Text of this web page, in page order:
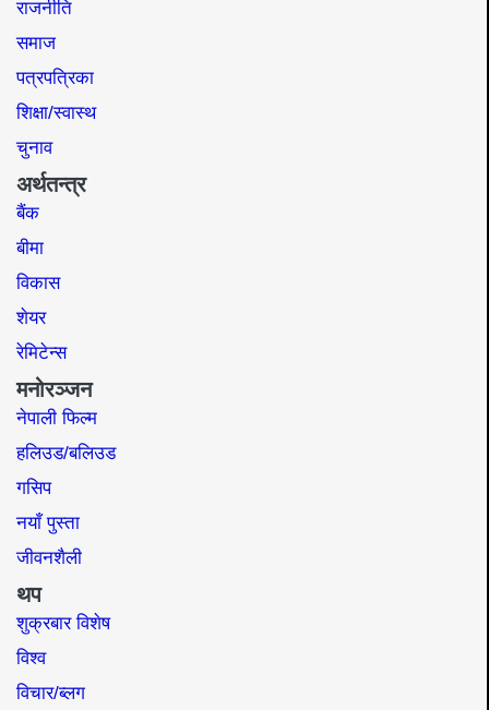
राजनीति
समाज​
पत्रपत्रिका
शिक्षा/स्वास्थ
चुनाव
अर्थतन्त्र
बैंक
बीमा
विकास
शेयर
रेमिटेन्स
मनोरञ्जन
नेपाली फिल्म
हलिउड/बलिउड
गसिप
नयाँ पुस्ता
जीवनशैली
थप
शुक्रबार विशेष
विश्व
विचार/ब्लग